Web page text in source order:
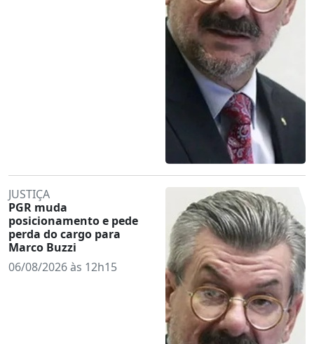
JUSTIÇA
PGR muda
posicionamento e pede
perda do cargo para
Marco Buzzi
06/08/2026 às 12h15